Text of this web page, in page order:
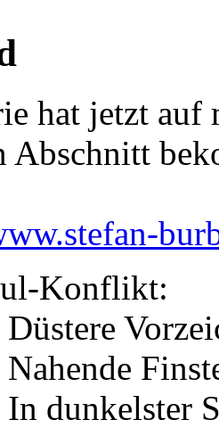
hat jetzt auf
Abschnitt
Konflikt:
dunkelster